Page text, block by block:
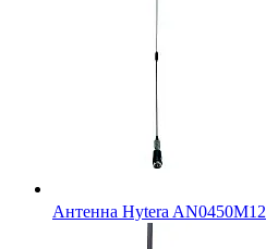
Антенна Hytera AN0450M12